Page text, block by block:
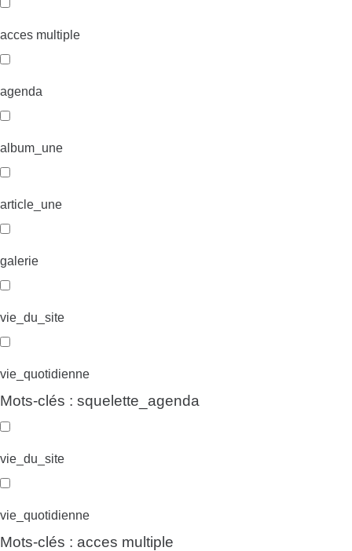
acces multiple
agenda
album_une
article_une
galerie
vie_du_site
vie_quotidienne
Mots-clés : squelette_agenda
vie_du_site
vie_quotidienne
Mots-clés : acces multiple